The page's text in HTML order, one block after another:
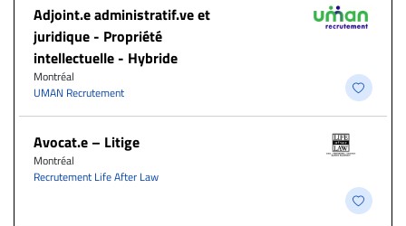
Adjoint.e administratif.ve et
juridique - Propriété
intellectuelle - Hybride
Montréal
UMAN Recrutement
Avocat.e – Litige
Montréal
Recrutement Life After Law